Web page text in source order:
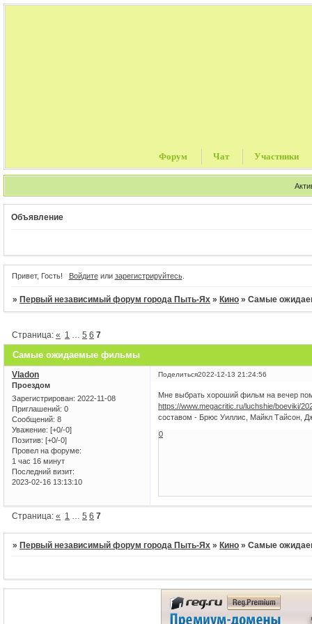
Форум Чат Участники
Объявление
Привет, Гость! Войдитеили зарегистрируйтесь.
»Первый независимый форум города Пыть-Ях »Кино »Самые
Самые ожидаемые фильмы
Страница:« 1 5 6 7
Поделиться2022-12-13 21:24:56
Vladon
Проездом
Зарегистрирован: 2022-11-08
Приглашений: 0
Сообщений: 8
Уважение: [+0/-0]
Позитив: [+0/-0]
Провел на форуме:
1 час 16 минут
Последний визит:
2023-02-16 13:13:10
Мне выбрать хороший фильм на вечер
https://www.megacritic.ru/luchshie/boeviki/
составом - Брюс Уиллис, Майкл Тайсон,
0
Страница:« 1 … 5 6 7
» Первый независимый форум города Пыть-Ях » Кино »Самые